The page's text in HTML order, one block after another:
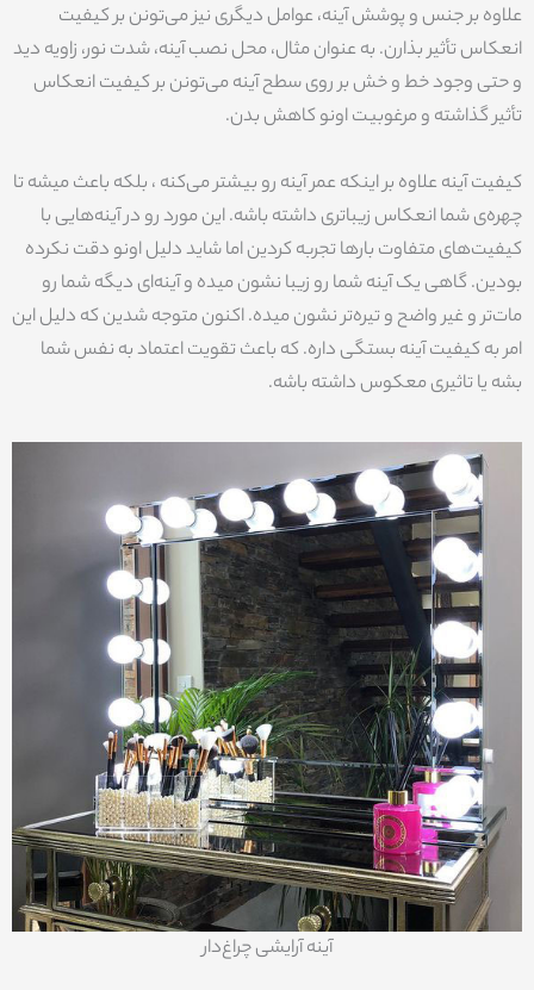
علاوه بر جنس و پوشش آینه، عوامل دیگری نیز می‌تونن بر کیفیت
انعکاس تأثیر بذارن. به عنوان مثال، محل نصب آینه، شدت نور، زاویه دید
و حتی وجود خط و خش بر روی سطح آینه می‌تونن بر کیفیت انعکاس
تأثیر گذاشته و مرغوبیت اونو کاهش بدن.
کیفیت آینه علاوه بر اینکه عمر آینه رو بیشتر می‌کنه ، بلکه باعث میشه تا
چهره‌ی شما انعکاس زیباتری داشته باشه. این مورد رو در آینه‌هایی با
کیفیت‌های متفاوت بارها تجربه کردین اما شاید دلیل اونو دقت نکرده
بودین. گاهی یک آینه شما رو زیبا نشون میده و آینه‌ای دیگه شما رو
مات‌تر و غیر واضح و تیره‌تر نشون میده. اکنون متوجه شدین که دلیل این
امر به کیفیت آینه بستگی داره. که باعث تقویت اعتماد به نفس شما
بشه یا تاثیری معکوس داشته باشه.
آینه آرایشی چراغ‌دار